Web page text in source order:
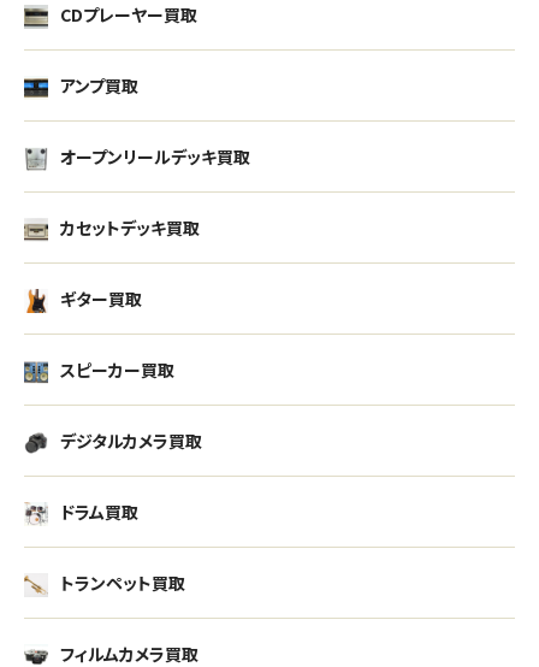
CDプレーヤー買取
アンプ買取
オープンリールデッキ買取
カセットデッキ買取
ギター買取
スピーカー買取
デジタルカメラ買取
ドラム買取
トランペット買取
フィルムカメラ買取